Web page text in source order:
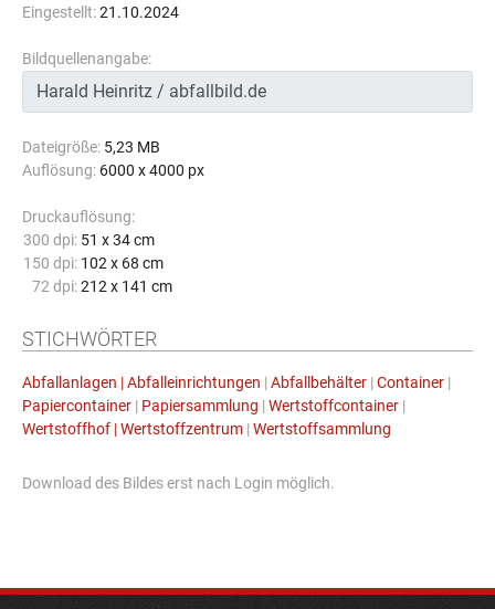
Eingestellt:21.10.2024
Bildquellenangabe:
Dateigröße: 5,23 MB
Auflösung: 6000 x 4000 px
Druckauflösung:
300 dpi: 51 x 34 cm
150 dpi: 102 x 68 cm
72 dpi: 212 x 141 cm
STICHWÖRTER
Abfallanlagen | Abfalleinrichtungen | Abfallbehälter | Container |
Papiercontainer | Papiersammlung | Wertstoffcontainer |
Wertstoffhof | Wertstoffzentrum | Wertstoffsammlung
Download des Bildes erst nach Login möglich.